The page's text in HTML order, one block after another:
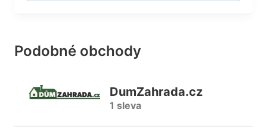
Podobné obchody
DumZahrada.cz
1 sleva